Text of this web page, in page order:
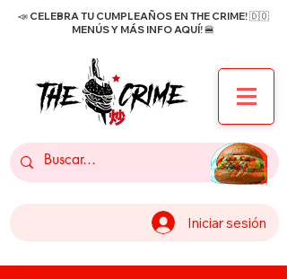
📣 CELEBRA TU CUMPLEAÑOS EN THE CRIME! 🇩🇴
MENÚS Y MÁS INFO AQUÍ! 🍔
Iniciar sesión